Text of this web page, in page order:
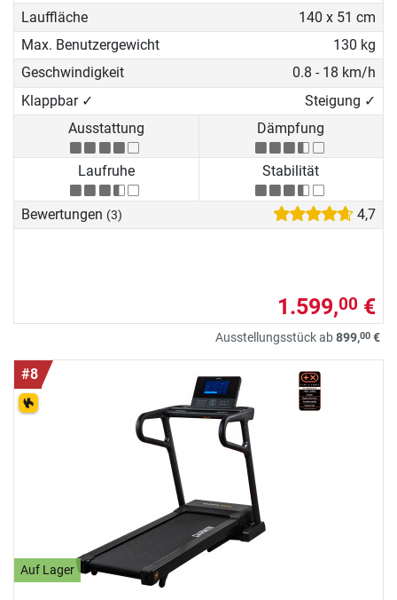
Lauffläche
140 x 51 cm
Max. Benutzergewicht
130 kg
Geschwindigkeit
0.8 - 18 km/h
Klappbar ✓
Steigung ✓
Ausstattung
Dämpfung
Laufruhe Stabilität
Bewertungen (3) 4,7
1.599,00 €
Ausstellungsstück ab899,00 €
#8
Auf Lager